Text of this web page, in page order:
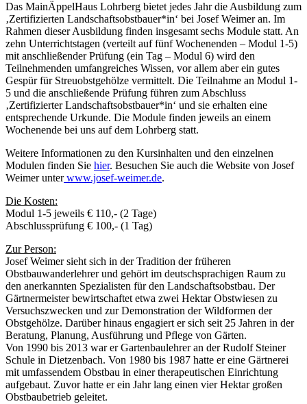
Das MainÄppelHaus Lohrberg bietet jedes Jahr die Ausbildung zum
‚Zertifizierten Landschaftsobstbauer*in‘ bei Josef Weimer an. Im
Rahmen dieser Ausbildung finden insgesamt sechs Module statt. An
zehn Unterrichtstagen (verteilt auf fünf Wochenenden – Modul 1-5)
mit anschließender Prüfung (ein Tag – Modul 6) wird den
Teilnehmenden umfangreiches Wissen, vor allem aber ein gutes
Gespür für Streuobstgehölze vermittelt. Die Teilnahme an Modul 1-
5 und die anschließende Prüfung führen zum Abschluss
‚Zertifizierter Landschaftsobstbauer*in‘ und sie erhalten eine
entsprechende Urkunde. Die Module finden jeweils an einem
Wochenende bei uns auf dem Lohrberg statt.
Weitere Informationen zu den Kursinhalten und den einzelnen
Modulen finden Sie hier. Besuchen Sie auch die Website von Josef
Weimer unterwww.josef-weimer.de.
Die Kosten:
Modul 1-5 jeweils € 110,- (2 Tage)
Abschlussprüfung € 100,- (1 Tag)
Zur Person:
Josef Weimer sieht sich in der Tradition der früheren
Obstbauwanderlehrer und gehört im deutschsprachigen Raum zu
den anerkannten Spezialisten für den Landschaftsobstbau. Der
Gärtnermeister bewirtschaftet etwa zwei Hektar Obstwiesen zu
Versuchszwecken und zur Demonstration der Wildformen der
Obstgehölze. Darüber hinaus engagiert er sich seit 25 Jahren in der
Beratung, Planung, Ausführung und Pflege von Gärten.
Von 1990 bis 2013 war er Gartenbaulehrer an der Rudolf Steiner
Schule in Dietzenbach. Von 1980 bis 1987 hatte er eine Gärtnerei
mit umfassendem Obstbau in einer therapeutischen Einrichtung
aufgebaut. Zuvor hatte er ein Jahr lang einen vier Hektar großen
Obstbaubetrieb geleitet.